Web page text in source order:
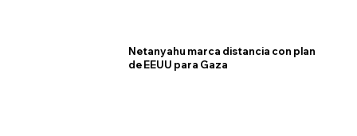
Netanyahu marca distancia con plan
de EEUU para Gaza